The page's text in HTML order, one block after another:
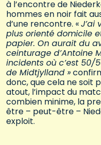
à l’encontre de
hommes en noir fait
d’une rencontre. «J’ai
plus orienté domicile
papier. On aurait du
ceinturage d’Antoine
incidents où c’est 50/
de Midtjylland »
donc, que cela ne soit
atout, l’impact du
combien minime, la
être – peut-être –
exploit.